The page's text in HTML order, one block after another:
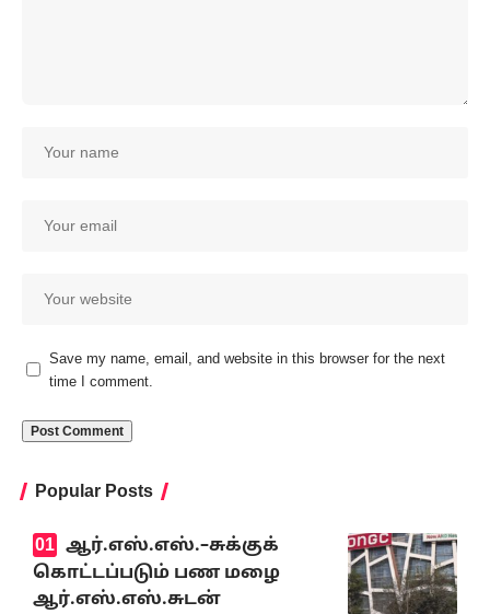
Save my name, email, and website in this browser for the next
time I comment.
Popular Posts
ஆர்.எஸ்.எஸ்.–சுக்குக்
கொட்டப்படும் பண மழை
ஆர்.எஸ்.எஸ்.சுடன்